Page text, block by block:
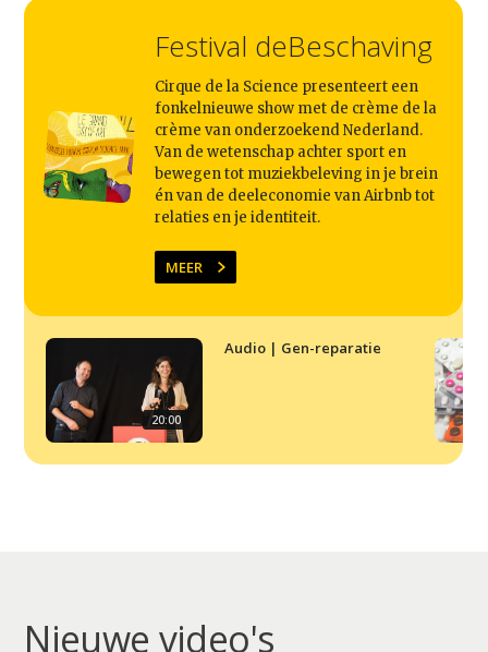
Home
Agenda
Video
Podcast
Artikelen
Contact
Festival deBeschaving
Cirque de la Science presenteert een
fonkelnieuwe show met de crème de la
crème van onderzoekend Nederland.
Van de wetenschap achter sport en
bewegen tot muziekbeleving in je brein
én van de deeleconomie van Airbnb tot
relaties en je identiteit.
MEER
20:00
Audio | Gen-reparatie
Nieuwe video's